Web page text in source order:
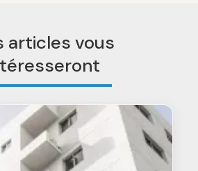
articles vous